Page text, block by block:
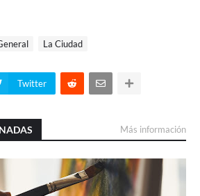
La Ciudad
Twitter
Más información